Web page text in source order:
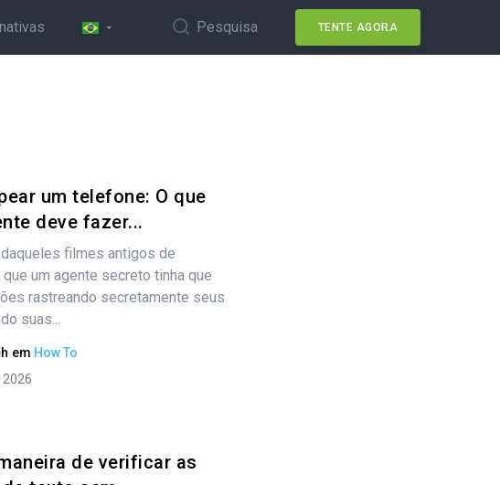
Pesquisa TENTE AGORA
um telefone: O que
deve fazer...
filmes antigos de
um agente secreto tinha que
rastreando secretamente seus
suas...
em How To
de verificar as